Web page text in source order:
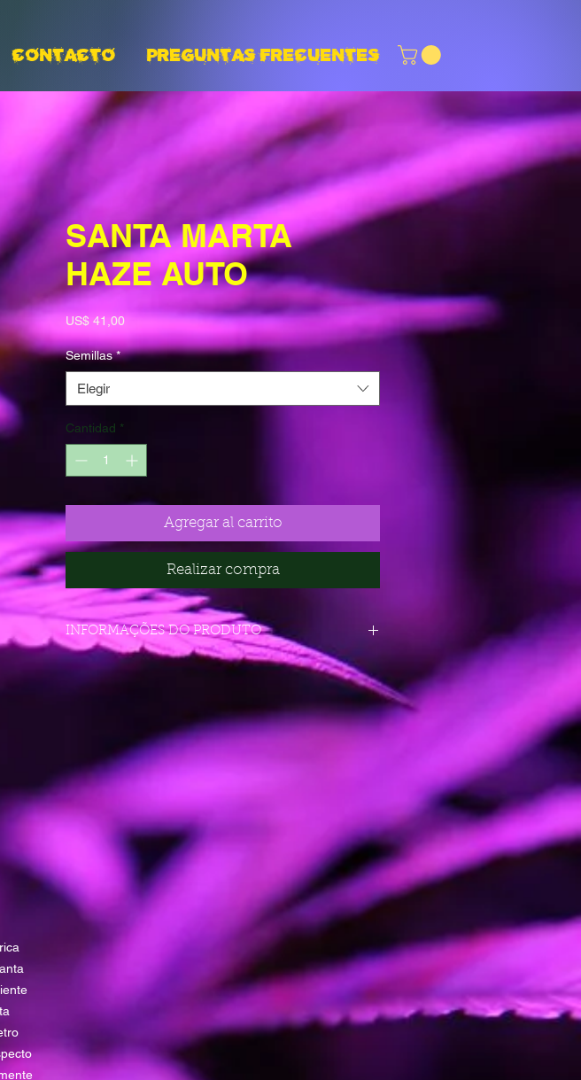
CONTACTO PREGUNTAS FRECUENTES
SANTA MARTA
HAZE AUTO
US$ 41,00Precio
Semillas *
Elegir
Cantidad *
Agregar al carrito
Realizar compra
INFORMAÇÕES DO PRODUTO
Santa Marta Haze X Amnesia Auto
Tipo de cultivo : Indoor/Outdoor
Dominante : Sativa
Rendimiento : Masivo
THC : Alto (23 - 26%)
Efecto : Activo
Experiencia : Intermedio